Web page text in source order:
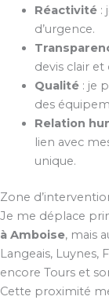
Réactivité:
d’urgence.
devis clair et
Qualité: je
des
Relation
lien avec
unique.
Zone
Je me déplace
à Amboise, mais
Langeais,
encore Tours et
Cette proximité